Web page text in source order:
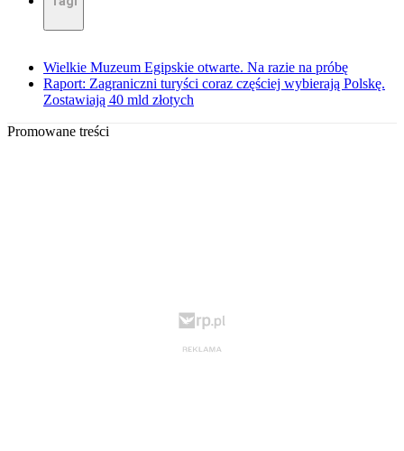
Wielkie Muzeum Egipskie otwarte. Na razie na próbę
Raport: Zagraniczni turyści coraz częściej wybierają Polskę.
Zostawiają 40 mld złotych
Promowane treści